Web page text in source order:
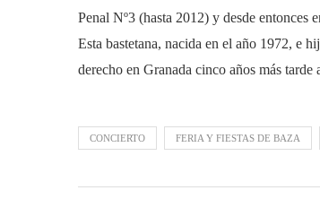
Penal Nº3 (hasta 2012) y desde entonces
Esta bastetana, nacida en el año 1972, e
derecho en Granada cinco años más
CONCIERTO FERIA Y FIESTAS DE BAZA